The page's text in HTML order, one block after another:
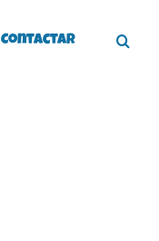
Contactar